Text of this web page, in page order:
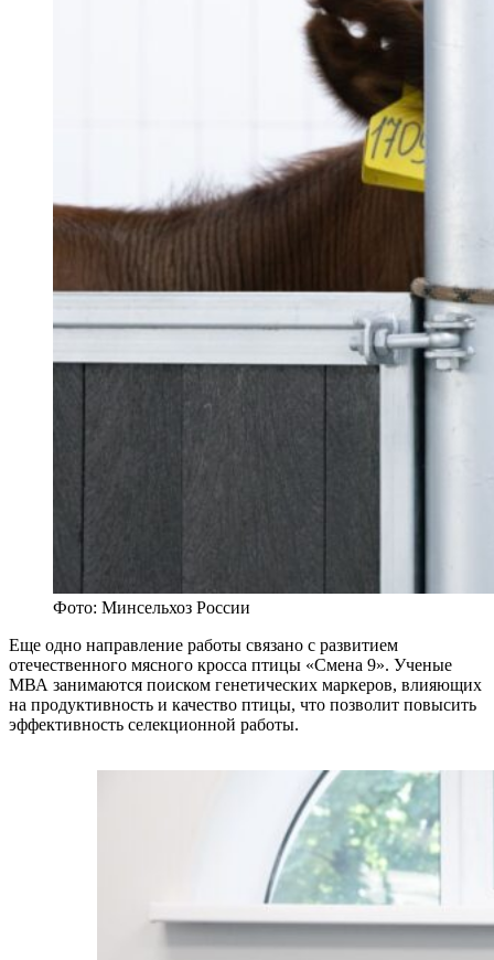
Фото: Минсельхоз России
Еще одно направление работы связано с развитием
отечественного мясного кросса птицы «Смена 9». Ученые
МВА занимаются поиском генетических маркеров, влияющих
на продуктивность и качество птицы, что позволит повысить
эффективность селекционной работы.